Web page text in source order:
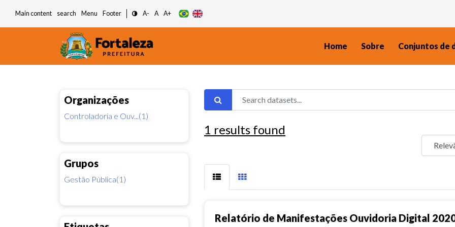
Main content search Menu Footer A- A A+
Home Sobre Conjuntos de
Organizações
Controladoria e Ouv...(1)
Grupos
Gestão Pública(1)
1 results found
Relatório de Manifestações Ouvidoria Digital